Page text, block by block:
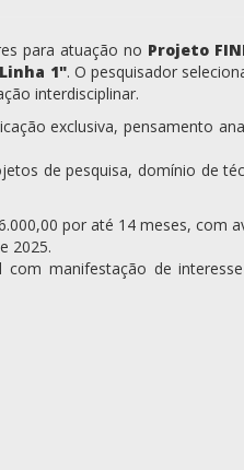
para atuação no Projeto
1". O pesquisador
interdisciplinar.
exclusiva, pensamento
de pesquisa, domínio de
por até 14 meses, com
2025.
com manifestação de